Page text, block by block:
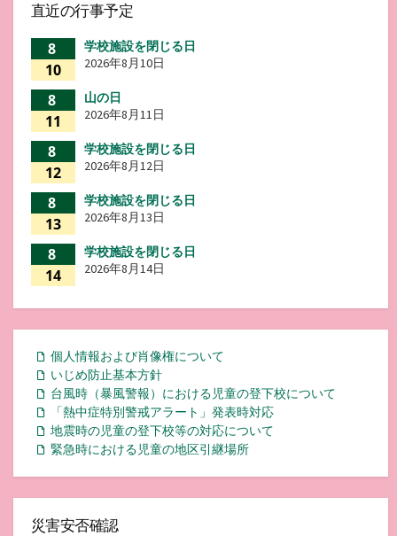
直近の行事予定
8
10
学校施設を閉じる日
2026年8月10日
8
11
山の日
2026年8月11日
8
12
学校施設を閉じる日
2026年8月12日
8
13
学校施設を閉じる日
2026年8月13日
8
14
学校施設を閉じる日
2026年8月14日
個人情報および肖像権について
いじめ防止基本方針
台風時（暴風警報）における児童の登下校について
「熱中症特別警戒アラート」発表時対応
地震時の児童の登下校等の対応について
緊急時における児童の地区引継場所
災害安否確認